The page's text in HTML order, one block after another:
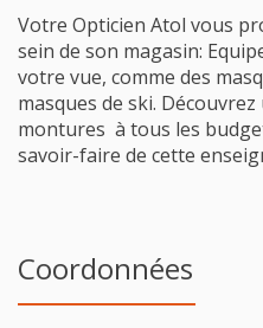
Votre Opticien Atol vous
sein de son magasin:
votre vue, comme des
masques de ski.
montures à tous les
savoir-faire de cette
Coordonnées